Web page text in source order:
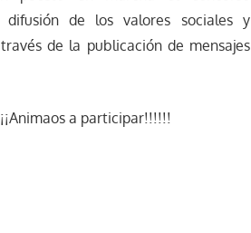
difusión de los valores sociales y
de la publicación de mensajes
a participar!!!!!!